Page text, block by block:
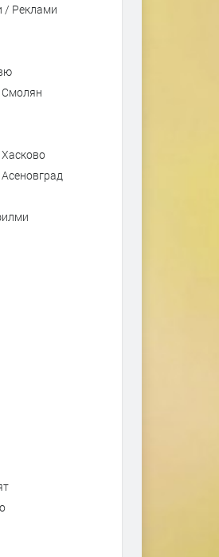
над
/ Реклами
Смолян